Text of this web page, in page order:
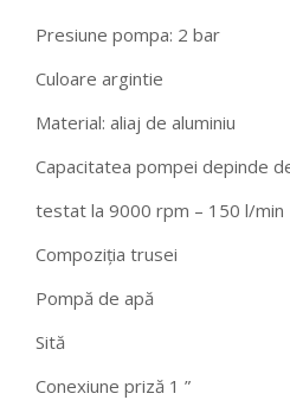
Presiune pompa: 2 bar
Culoare argintie
Material: aliaj de aluminiu
Capacitatea pompei depinde
testat la 9000 rpm – 150 l/min
Compoziția trusei
Pompă de apă
Sită
Conexiune priză 1 ”